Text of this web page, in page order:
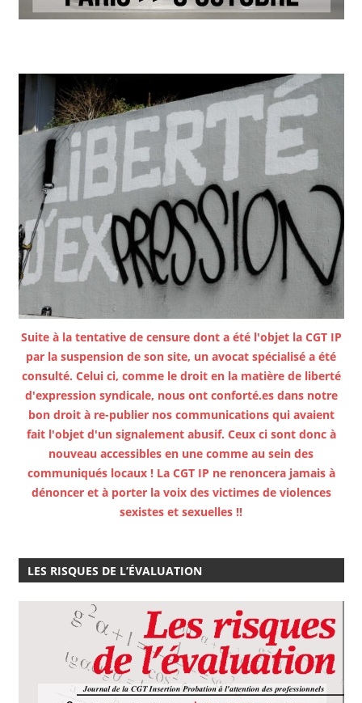
Suite à la tentative de censure dont a été l'objet la CGT IP
par la suspension de son site, un avocat spécialisé a été
consulté. Celui ci, comme le droit en la matière de liberté
d'expression syndicale, nous ont conforté.es dans notre
bon droit à re-publier nos communications qui avaient
fait l'objet d'un signalement abusif. Ceux ci sont donc à
nouveau accessibles en une comme au sein des
communiqués locaux ! La CGT IP ne renoncera jamais à
dénoncer et à porter la voix des victimes de violences
sexistes et sexuelles !!
LES RISQUES DE L’ÉVALUATION